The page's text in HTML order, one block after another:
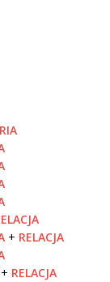
+ RELACJA
+ RELACJA